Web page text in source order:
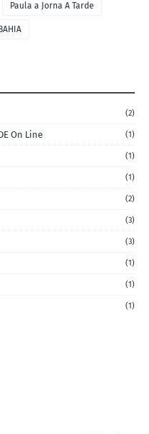
Paula a Jorna A Tarde
(2)
On Line (1)
(1)
(1)
(2)
(3)
(3)
(1)
(1)
(1)